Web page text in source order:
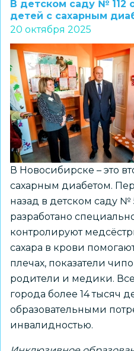
первого
фестиваля
светлячок»
в
В детском саду № 112
детей с сахарным
20 октября 2025
В Новосибирске – это
сахарным диабетом.
назад в детском саду
разработано
контролируют
сахара в крови
плечах, показатели
родители и медики.
города более 14 тысяч
образовательными
инвалидностью.